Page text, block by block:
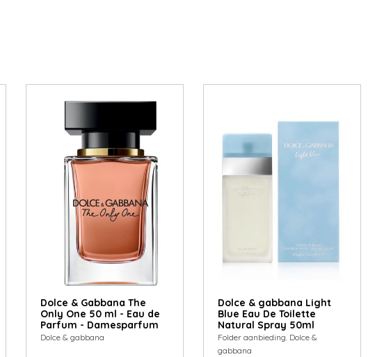
Dolce & Gabbana The
Only One 50 ml - Eau de
Parfum - Damesparfum
Dolce & gabbana
Dolce & gabbana Light
Blue Eau De Toilette
Natural Spray 50ml
Folder aanbieding. Dolce &
gabbana